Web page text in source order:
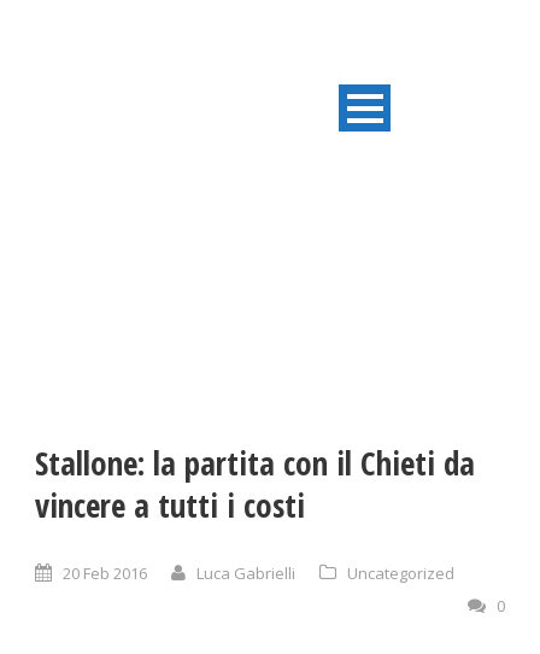
Stallone: la partita con il Chieti da
vincere a tutti i costi
20 Feb 2016 Luca Gabrielli
Uncategorized
0